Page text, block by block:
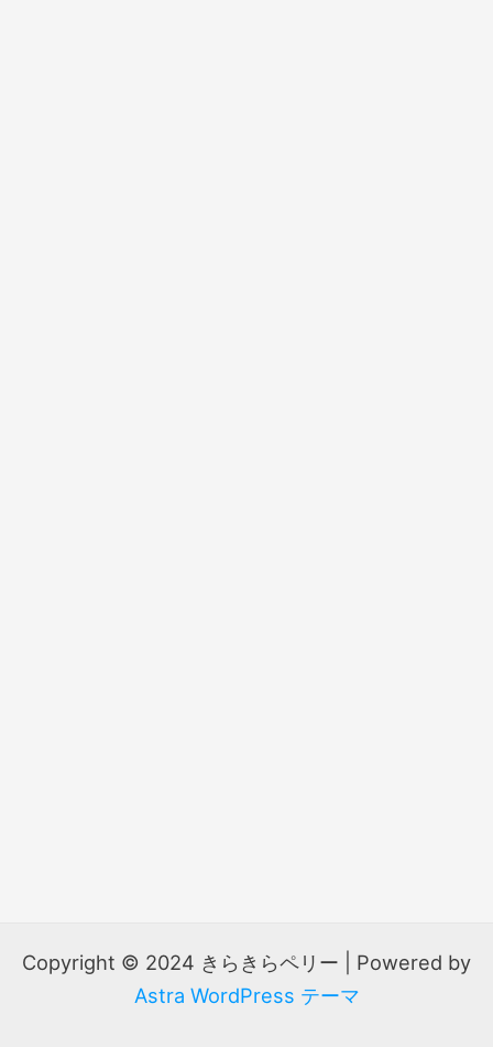
Copyright © 2024 きらきらペリー | Powered by
Astra WordPress テーマ